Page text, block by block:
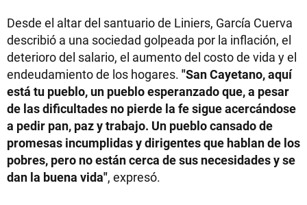
Desde el altar del santuario de Liniers, García Cuerva
describió a una sociedad golpeada por la inflación, el
deterioro del salario, el aumento del costo de vida y el
endeudamiento de los hogares. "San Cayetano, aquí
está tu pueblo, un pueblo esperanzado que, a pesar
de las dificultades no pierde la fe sigue acercándose
a pedir pan, paz y trabajo. Un pueblo cansado de
promesas incumplidas y dirigentes que hablan de los
pobres, pero no están cerca de sus necesidades y se
dan la buena vida", expresó.